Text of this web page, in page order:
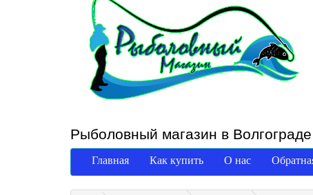
Рыболовный магазин в Волгограде
Главная Как купить О нас